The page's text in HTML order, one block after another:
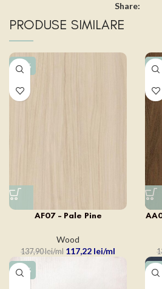
Share:
PRODUSE SIMILARE
-15%
AF07 – Pale Pine
Wood
137,90lei 117,22 lei
-
-15% -